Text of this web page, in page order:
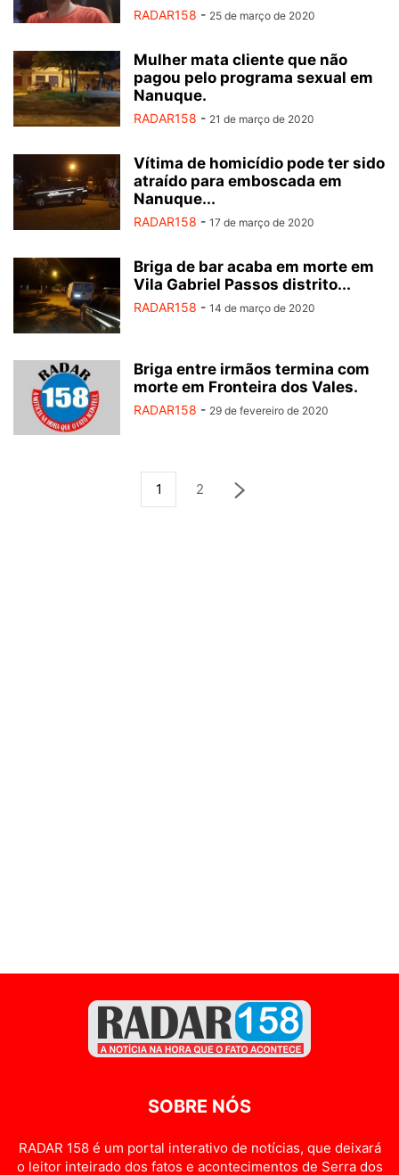
RADAR158 - 25 de março de 2020
Mulher mata cliente que não
pagou pelo programa sexual em
Nanuque.
RADAR158 - 21 de março de 2020
Vítima de homicídio pode ter sido
atraído para emboscada em
Nanuque...
RADAR158 - 17 de março de 2020
Briga de bar acaba em morte em
Vila Gabriel Passos distrito...
RADAR158 - 14 de março de 2020
Briga entre irmãos termina com
morte em Fronteira dos Vales.
RADAR158 - 29 de fevereiro de 2020
1 2
SOBRE NÓS
RADAR 158 é um portal interativo de notícias, que deixará
o leitor inteirado dos fatos e acontecimentos de Serra dos